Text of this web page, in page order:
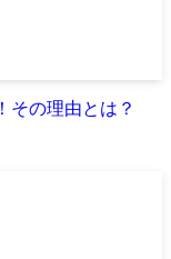
その理由とは？